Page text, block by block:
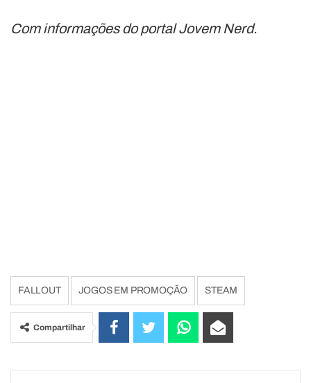
Com informações do portal Jovem Nerd.
FALLOUT JOGOS EM PROMOÇÃO STEAM
Compartilhar